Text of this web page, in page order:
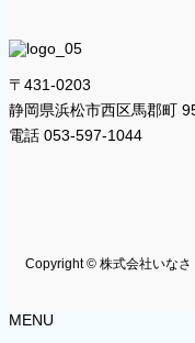
〒431-0203
静岡県浜松市西区馬郡町
電話 053-597-1044
Copyright © 株式会社いな
MENU